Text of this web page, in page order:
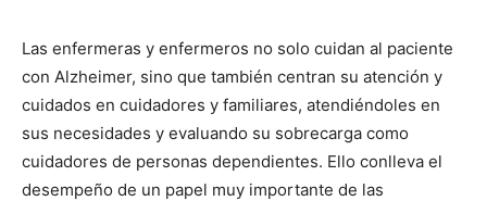
Las enfermeras y enfermeros no solo cuidan al paciente
con Alzheimer, sino que también centran su atención y
cuidados en cuidadores y familiares, atendiéndoles en
sus necesidades y evaluando su sobrecarga como
cuidadores de personas dependientes. Ello conlleva el
desempeño de un papel muy importante de las